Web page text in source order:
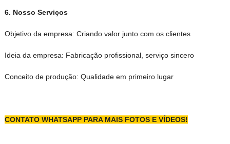
6. Nosso Serviços
Objetivo da empresa: Criando valor junto com os clientes
Ideia da empresa: Fabricação profissional, serviço sincero
Conceito de produção: Qualidade em primeiro lugar
CONTATOWHATSAPP PARA MAIS FOTOS E VÍDEOS!